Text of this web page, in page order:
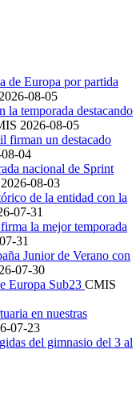
de Europa por partida
2026-08-05
la temporada destacando
2026-08-05
firman un destacado
04
nacional de Sprint
2026-08-03
de la entidad con la
07-31
la mejor temporada
31
Junior de Verano con
07-30
Europa Sub23 CMIS
en nuestras
07-23
del gimnasio del 3 al